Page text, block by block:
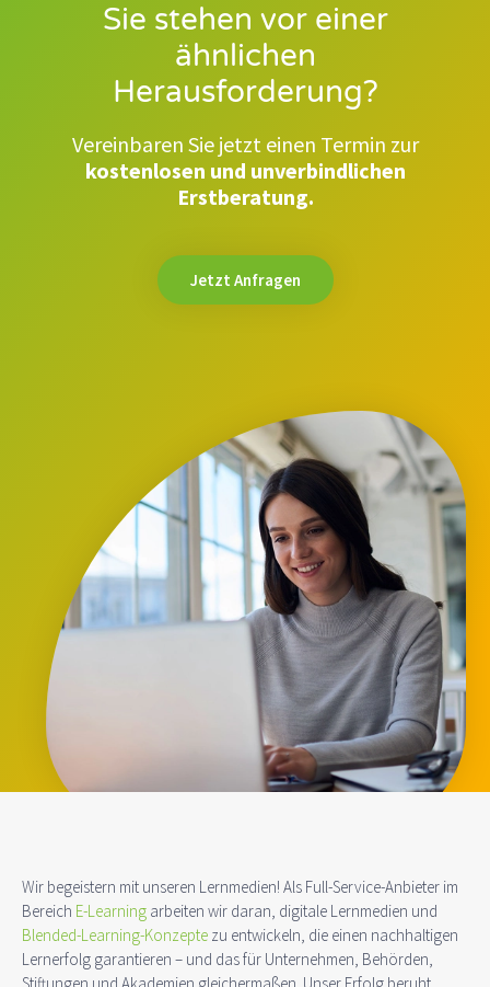
Sie stehen vor einer
ähnlichen
Herausforderung?
Vereinbaren Sie jetzt einen Termin zur
kostenlosen und unverbindlichen
Erstberatung.
Jetzt Anfragen
Wir begeistern mit unseren Lernmedien! Als Full-Service-Anbieter im
Bereich E-Learning arbeiten wir daran, digitale Lernmedien und
Blended-Learning-Konzepte zu entwickeln, die einen nachhaltigen
Lernerfolg garantieren – und das für Unternehmen, Behörden,